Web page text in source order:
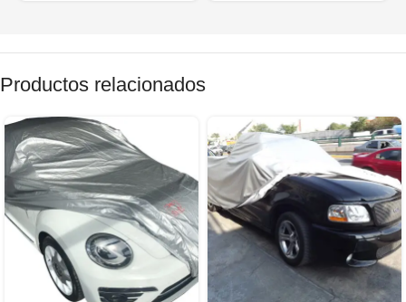
Productos relacionados